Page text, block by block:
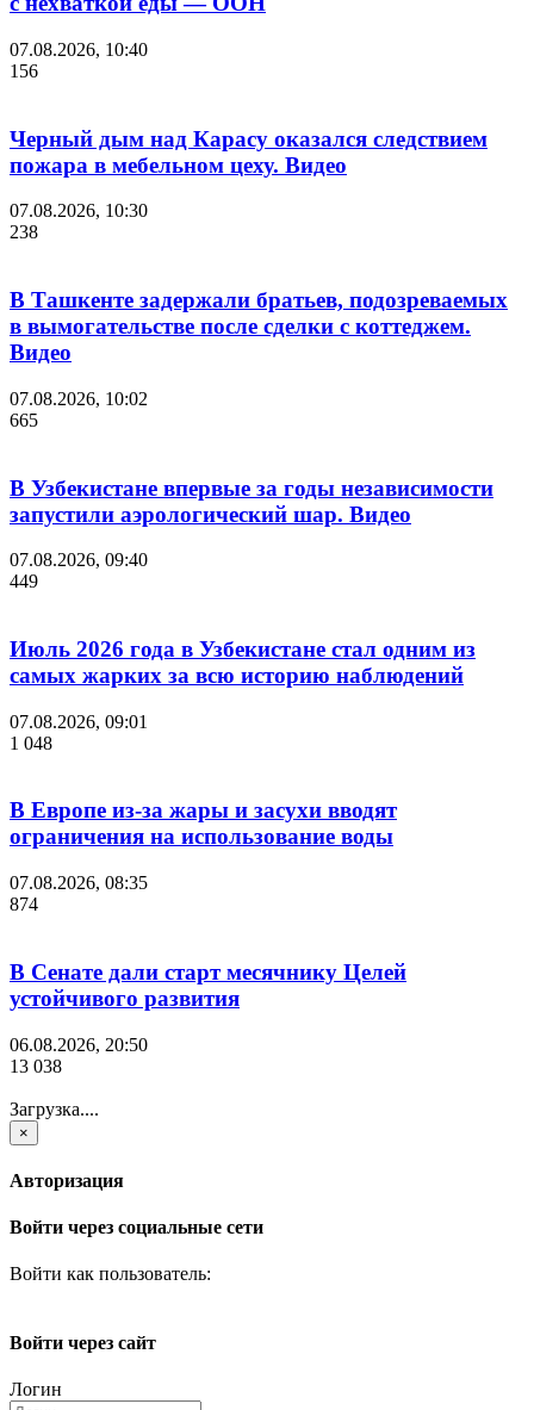
07.08.2026, 10:40
156
Черный дым над Карасу оказался следствием
пожара в мебельном цеху. Видео
07.08.2026, 10:30
238
В Ташкенте задержали братьев, подозреваемых
в вымогательстве после сделки с коттеджем.
Видео
07.08.2026, 10:02
665
В Узбекистане впервые за годы независимости
запустили аэрологический шар. Видео
07.08.2026, 09:40
449
Июль 2026 года в Узбекистане стал одним из
самых жарких за всю историю наблюдений
07.08.2026, 09:01
1 048
В Европе из-за жары и засухи вводят
ограничения на использование воды
07.08.2026, 08:35
874
В Сенате дали старт месячнику Целей
устойчивого развития
06.08.2026, 20:50
13 038
Загрузка....
×
Авторизация
Войти через социальные сети
Войти как пользователь:
Войти через сайт
Логин